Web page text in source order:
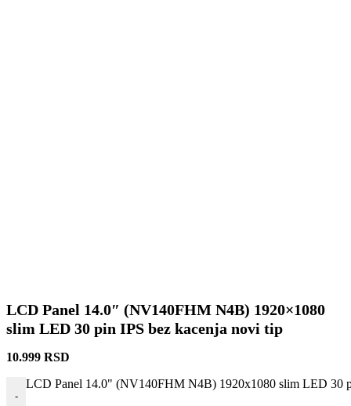
LCD Panel 14.0″ (NV140FHM N4B) 1920×1080
slim LED 30 pin IPS bez kacenja novi tip
10.999 RSD
-
LCD Panel 14.0" (NV140FHM N4B) 1920x1080 slim LED 30